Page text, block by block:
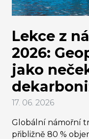
Lekce z
2026:
jako
17. 06. 2026
Globální námořní
přibližně 80 %